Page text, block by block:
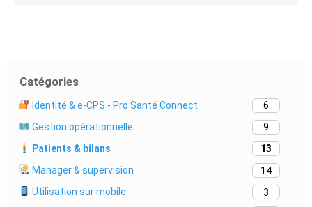
Catégories
Identité & e-CPS - Pro Santé Connect
6
Gestion opérationnelle
9
Patients & bilans
13
Manager & supervision
14
Utilisation sur mobile
3